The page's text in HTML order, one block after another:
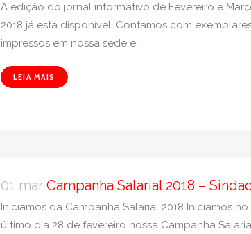
A edição do jornal informativo de Fevereiro e
2018 já está disponível. Contamos com
impressos em nossa sede e...
LEIA MAIS
01 mar Campanha Salarial 2018 –
Iniciamos da Campanha Salarial 2018 Iniciamos no
último dia 28 de fevereiro nossa Campanha